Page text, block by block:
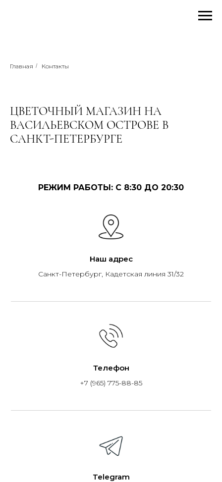
Главная / Контакты
ЦВЕТОЧНЫЙ МАГАЗИН НА
ВАСИЛЬЕВСКОМ ОСТРОВЕ В
САНКТ-ПЕТЕРБУРГЕ
РЕЖИМ РАБОТЫ: С 8:30 ДО 20:30
Наш адрес
Санкт-Петербург, Кадетская линия 31/32
Телефон
+7 (965) 775-88-85
Telegram